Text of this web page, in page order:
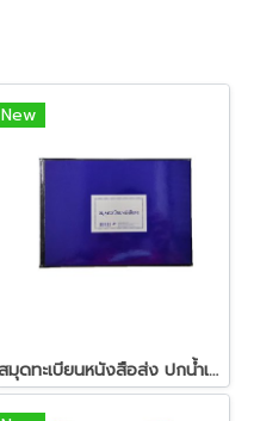
New
สมุดทะเบียนหนังสือส่ง ปกน้ำเงินเคลือบ